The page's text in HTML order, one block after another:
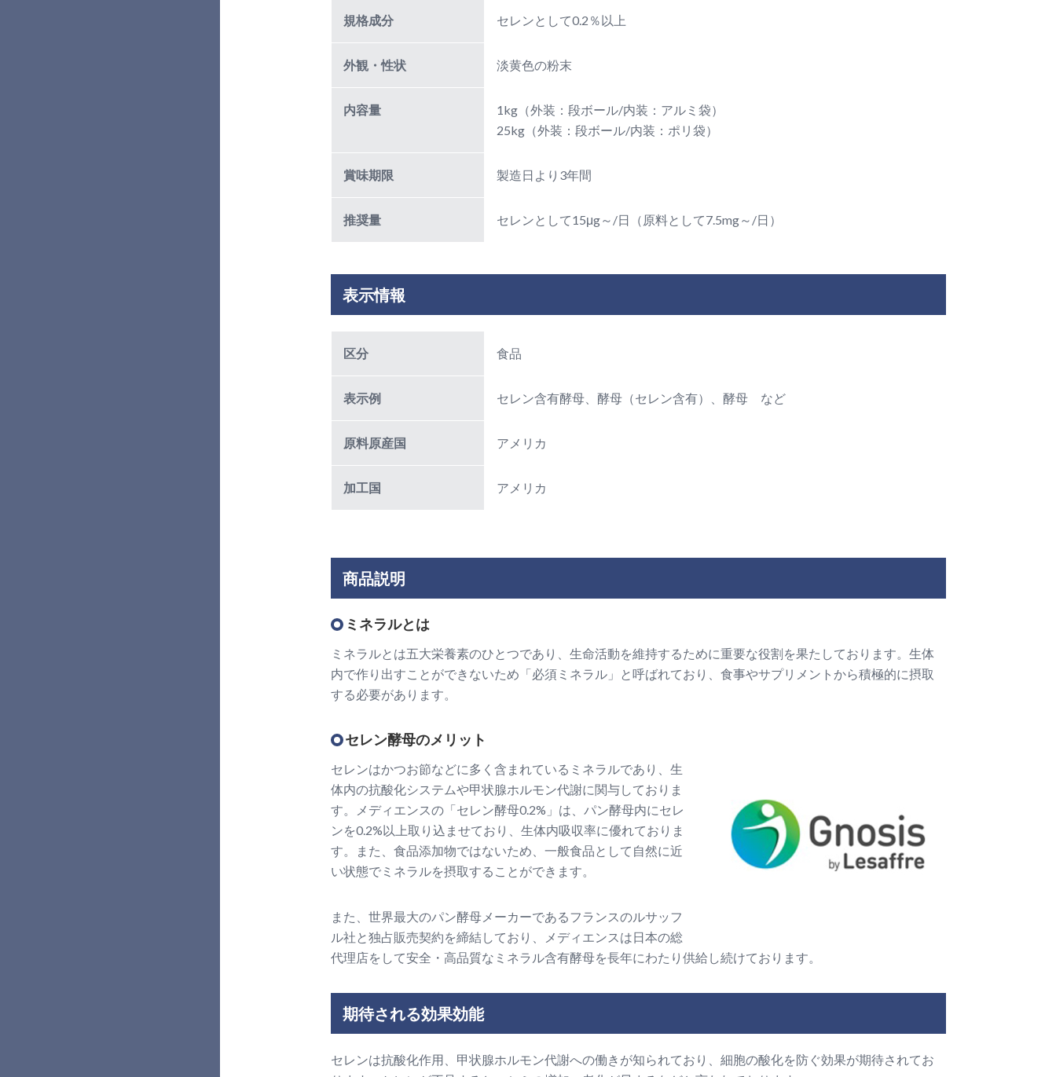
規格成分 セレンとして0.2％以上
外観・性状 淡黄色の粉末
内容量
1kg（外装：段ボール/内装：アルミ袋）
25kg（外装：段ボール/内装：ポリ袋）
賞味期限 製造日より3年間
推奨量 セレンとして15μg～/日（原料として7.5mg～/日）
表示情報
区分 食品
表示例 セレン含有酵母、酵母（セレン含有）、酵母 など
原料原産国 アメリカ
加工国 アメリカ
商品説明
ミネラルとは
ミネラルとは五大栄養素のひとつであり、生命活動を維持するために重要な役割を果たしております。生体
内で作り出すことができないため「必須ミネラル」と呼ばれており、食事やサプリメントから積極的に摂取
する必要があります。
セレン酵母のメリット
セレンはかつお節などに多く含まれているミネラルであり、生
体内の抗酸化システムや甲状腺ホルモン代謝に関与しておりま
す。メディエンスの「セレン酵母0.2%」は、パン酵母内にセレ
ンを0.2%以上取り込ませており、生体内吸収率に優れておりま
す。また、食品添加物ではないため、一般食品として自然に近
い状態でミネラルを摂取することができます。
また、世界最大のパン酵母メーカーであるフランスのルサッフ
ル社と独占販売契約を締結しており、メディエンスは日本の総
代理店をして安全・高品質なミネラル含有酵母を長年にわたり供給し続けております。
期待される効果効能
セレンは抗酸化作用、甲状腺ホルモン代謝への働きが知られており、細胞の酸化を防ぐ効果が期待されてお